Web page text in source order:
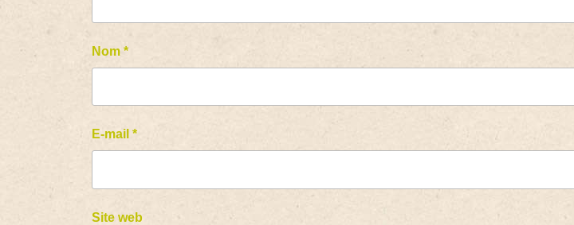
Nom*
E-mail*
Site web